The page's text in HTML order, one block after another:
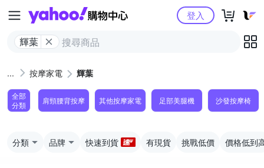
Yahoo購物中心
輝葉
登入
按摩家電 輝葉
全部
分類
肩頸腰背按摩 其他按摩家電 足部美腿機 沙發按摩椅
分類 品牌 快速到貨 有現貨 挑戰低價 價格低到